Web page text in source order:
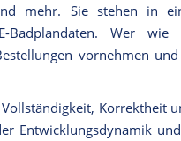
mehr. Sie stehen in
Wer wie
vornehmen
Korrektheit
Entwicklungsdynamik